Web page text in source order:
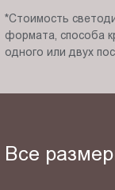
*Стоимость
формата, способа
одного или двух
Все